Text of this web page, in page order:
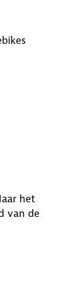
het
van de